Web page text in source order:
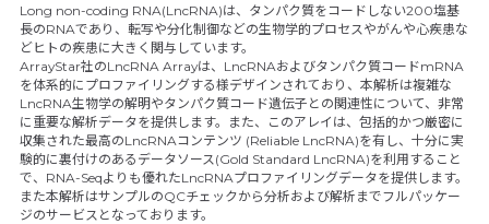
Long non-coding RNA(LncRNA)は、タンパク質をコードしない200塩基
長のRNAであり、転写や分化制御などの生物学的プロセスやがんや心疾患な
どヒトの疾患に大きく関与しています。
ArrayStar社のLncRNA Arrayは、LncRNAおよびタンパク質コードmRNA
を体系的にプロファイリングする様デザインされており、本解析は複雑な
LncRNA生物学の解明やタンパク質コード遺伝子との関連性について、非常
に重要な解析データを提供します。また、このアレイは、包括的かつ厳密に
収集された最高のLncRNAコンテンツ (Reliable LncRNA)を有し、十分に実
験的に裏付けのあるデータソース(Gold Standard LncRNA)を利用すること
で、RNA-Seqよりも優れたLncRNAプロファイリングデータを提供します。
また本解析はサンプルのQCチェックから分析および解析までフルパッケー
ジのサービスとなっております。